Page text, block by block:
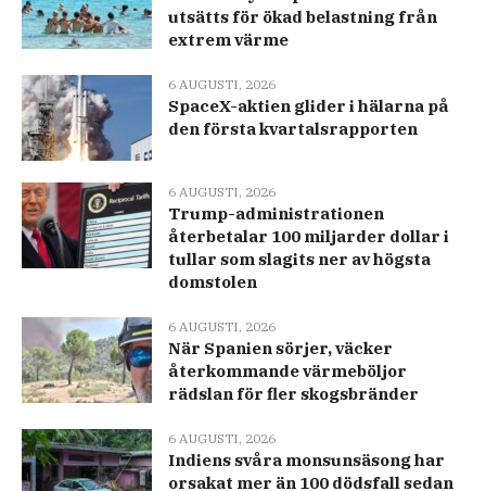
utsätts för ökad belastning från
extrem värme
6 AUGUSTI, 2026
SpaceX-aktien glider i hälarna på
den första kvartalsrapporten
6 AUGUSTI, 2026
Trump-administrationen
återbetalar 100 miljarder dollar i
tullar som slagits ner av högsta
domstolen
6 AUGUSTI, 2026
När Spanien sörjer, väcker
återkommande värmeböljor
rädslan för fler skogsbränder
6 AUGUSTI, 2026
Indiens svåra monsunsäsong har
orsakat mer än 100 dödsfall sedan